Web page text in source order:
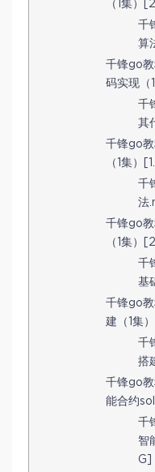
（1集）
千
算
千锋go
码实现（
千
其
千锋go
（1集）
千
法
千锋go
（1集）
千
基
千锋go
建（1集
千
搭
千锋go
能合约
千
智
G]